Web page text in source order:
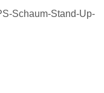
Schaum-Stand-Up-